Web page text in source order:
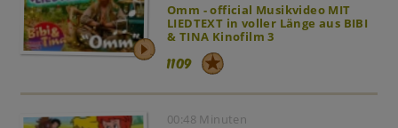
Omm - official Musikvideo MIT
LIEDTEXT in voller Länge aus BIBI
& TINA Kinofilm 3
1109
00:48 Minuten